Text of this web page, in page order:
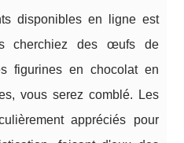
disponibles en ligne est
cherchiez des œufs de
figurines en chocolat en
vous serez comblé. Les
appréciés pour